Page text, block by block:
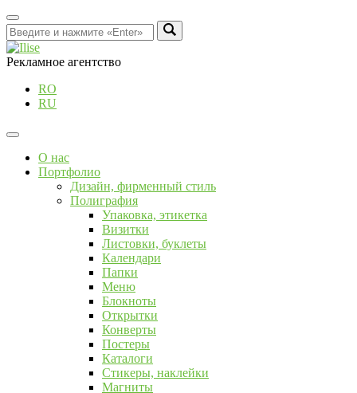
Рекламное агентство
RO
RU
О нас
Портфолио
Дизайн, фирменный стиль
Полиграфия
Упаковка, этикетка
Визитки
Листовки, буклеты
Календари
Папки
Меню
Блокноты
Открытки
Конверты
Постеры
Каталоги
Стикеры, наклейки
Магниты